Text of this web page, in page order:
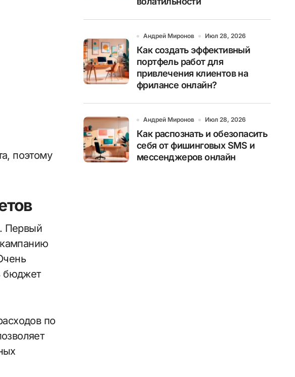
поэтому
Первый
бюджет
по
Андрей Миронов Июл 28, 2026
Как создать эффективный
портфель работ для
привлечения клиентов на
фрилансе онлайн?
Андрей Миронов Июл 28, 2026
Как распознать и обезопасить
себя от фишинговых SMS и
мессенджеров онлайн